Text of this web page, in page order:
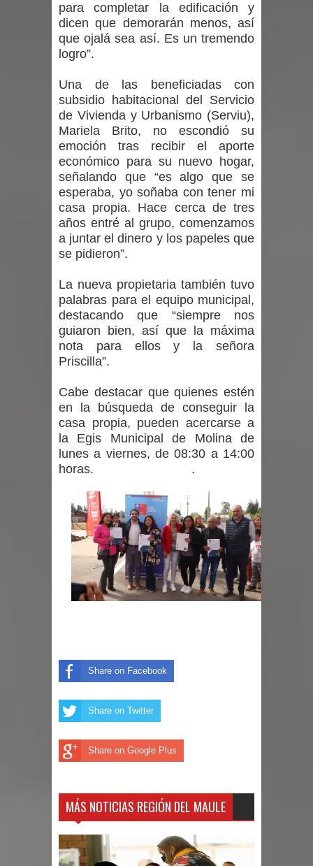
Talca
Diputado Jorge Guzmán rechaza
en la alta cordillera del Maule por su
impacto ambiental
INDAP entregó $189 millones en
incentivos a usuarios de PRODESAL
de la provincia de Linares
Municipalidad de Curicó apuesta a la
con nuevas pantallas interactivas del
Colegio El Boldo
Municipalidad de Curicó inició
proceso de vacunación escolar
Se activa Código Azul en Talca ante
las bajas temperaturas
para completar la edificación y
dicen que demorarán menos, así
que ojalá sea así. Es un tremendo
logro”.
Una de las beneficiadas con
subsidio habitacional del Servicio
de Vivienda y Urbanismo (Serviu),
Mariela Brito, no escondió su
emoción tras recibir el aporte
económico para su nuevo hogar,
señalando que “es algo que se
esperaba, yo soñaba con tener mi
casa propia. Hace cerca de tres
años entré al grupo, comenzamos
a juntar el dinero y los papeles que
se pidieron”.
La nueva propietaria también tuvo
palabras para el equipo municipal,
destacando que “siempre nos
guiaron bien, así que la máxima
nota para ellos y la señora
Priscilla”.
Cabe destacar que quienes estén
en la búsqueda de conseguir la
casa propia, pueden acercarse a
la Egis Municipal de Molina de
lunes a viernes, de 08:30 a 14:00
horas. .
Share on Facebook
Share on Twitter
Share on Google Plus
MÁS NOTICIAS REGIÓN DEL MAULE